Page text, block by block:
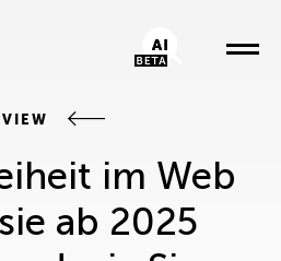
AI-Chatbot
im Web
ab 2025